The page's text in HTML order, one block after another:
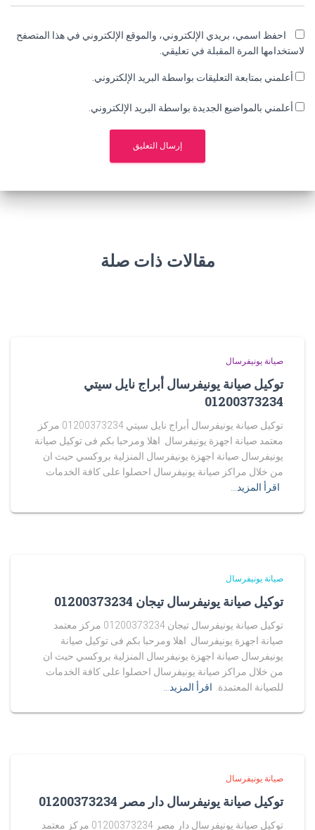
احفظ اسمي، بريدي الإلكتروني، والموقع الإلكتروني في هذا المتصفح
لاستخدامها المرة المقبلة في تعليقي.
أعلمني بمتابعة التعليقات بواسطة البريد الإلكتروني.
أعلمني بالمواضيع الجديدة بواسطة البريد الإلكتروني.
مقالات ذات صلة
صيانة يونيفرسال
توكيل صيانة يونيفرسال أبراج نايل سيتي
01200373234
توكيل صيانة يونيفرسال أبراج نايل سيتي 01200373234 مركز
معتمد صيانة اجهزة يونيفرسال اهلا ومرحبا بكم فى توكيل صيانة
يونيفرسال صيانة اجهزة يونيفرسال المنزلية بروكسي حيث ان
من خلال مراكز صيانة يونيفرسال احصلوا على كافة الخدمات
اقرأ المزيد…
صيانة يونيفرسال
توكيل صيانة يونيفرسال تيجان 01200373234
توكيل صيانة يونيفرسال تيجان 01200373234 مركز معتمد
صيانة اجهزة يونيفرسال اهلا ومرحبا بكم فى توكيل صيانة
يونيفرسال صيانة اجهزة يونيفرسال المنزلية بروكسي حيث ان
من خلال مراكز صيانة يونيفرسال احصلوا على كافة الخدمات
للصيانة المعتمدة.
اقرأ المزيد…
صيانة يونيفرسال
توكيل صيانة يونيفرسال دار مصر 01200373234
توكيل صيانة يونيفرسال دار مصر 01200373234 مركز معتمد